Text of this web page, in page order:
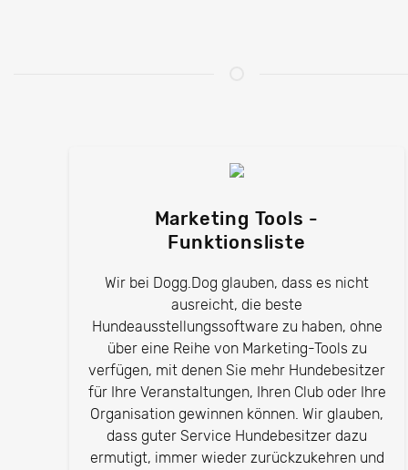
Marketing Tools -
Funktionsliste
Wir bei Dogg.Dog glauben, dass es nicht
ausreicht, die beste
Hundeausstellungssoftware zu haben, ohne
über eine Reihe von Marketing-Tools zu
verfügen, mit denen Sie mehr Hundebesitzer
für Ihre Veranstaltungen, Ihren Club oder Ihre
Organisation gewinnen können. Wir glauben,
dass guter Service Hundebesitzer dazu
ermutigt, immer wieder zurückzukehren und